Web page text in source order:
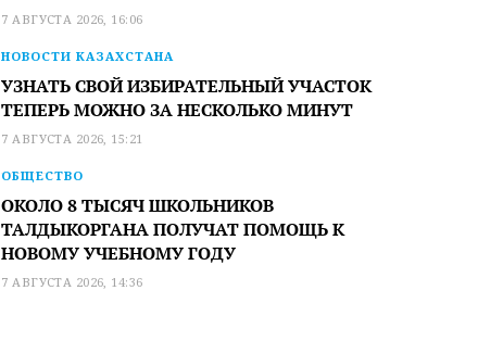
7 АВГУСТА 2026, 16:06
НОВОСТИ КАЗАХСТАНА
УЗНАТЬ СВОЙ ИЗБИРАТЕЛЬНЫЙ УЧАСТОК
ТЕПЕРЬ МОЖНО ЗА НЕСКОЛЬКО МИНУТ
7 АВГУСТА 2026, 15:21
ОБЩЕСТВО
ОКОЛО 8 ТЫСЯЧ ШКОЛЬНИКОВ
ТАЛДЫКОРГАНА ПОЛУЧАТ ПОМОЩЬ К
НОВОМУ УЧЕБНОМУ ГОДУ
7 АВГУСТА 2026, 14:36